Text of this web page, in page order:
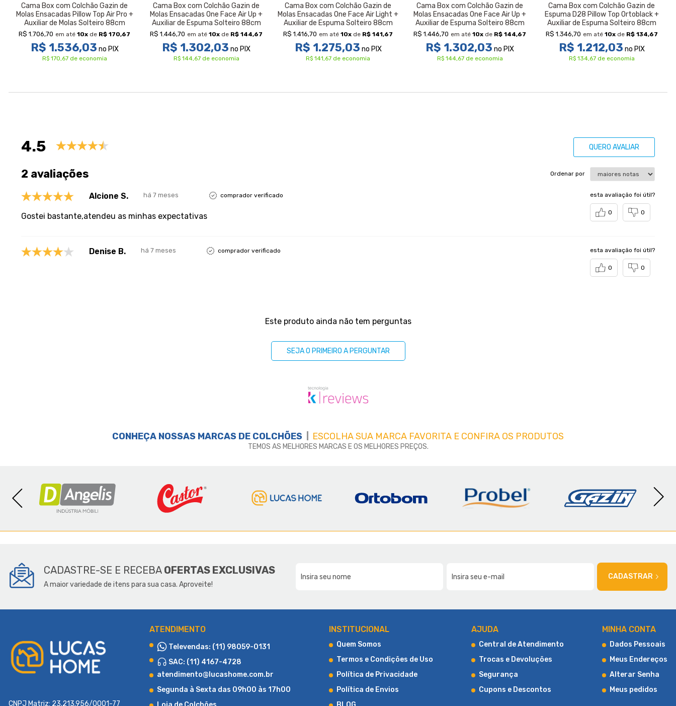
Cama Box com Colchão Gazin de
Molas Ensacadas Pillow Top Air Pro +
Auxiliar de Molas Solteiro 88cm
R$ 1.706,70 em até 10x de R$ 170,67
R$ 1.536,03 no PIX
R$ 170,67 de economia
Cama Box com Colchão Gazin de
Molas Ensacadas One Face Air Up +
Auxiliar de Espuma Solteiro 88cm
R$ 1.446,70 em até 10x de R$ 144,67
R$ 1.302,03 no PIX
R$ 144,67 de economia
Cama Box com Colchão Gazin de
Molas Ensacadas One Face Air Light +
Auxiliar de Espuma Solteiro 88cm
R$ 1.416,70 em até 10x de R$ 141,67
R$ 1.275,03 no PIX
R$ 141,67 de economia
Cama Box com Colchão Gazin de
Molas Ensacadas One Face Air Up +
Auxiliar de Espuma Solteiro 88cm
R$ 1.446,70 em até 10x de R$ 144,67
R$ 1.302,03 no PIX
R$ 144,67 de economia
Cama Box com Colchão Gazin de
Espuma D28 Pillow Top Ortoblack +
Auxiliar de Espuma Solteiro 88cm
R$ 1.346,70 em até 10xde R$ 134,67
R$ 1.212,03 no PIX
R$ 134,67 de economia
4.5 QUERO AVALIAR
2 avaliações Ordenar por
Alcione S. há 7 meses comprador verificado
Gostei bastante,atendeu as minhas expectativas
esta avaliação foi útil?
0 0
Denise B. há 7 meses comprador verificado esta avaliação foi útil?
0 0
Este produto ainda não tem perguntas
SEJA O PRIMEIRO A PERGUNTAR
CONHEÇA NOSSAS MARCAS DE COLCHÕES ESCOLHA SUA MARCA FAVORITA E CONFIRA OS PRODUTOS
TEMOS AS MELHORES MARCAS E OS MELHORES PREÇOS.
SOBRE A LUCAS HOME
CONHEÇA UM POUCO MAIS SOBRE A LUCAS HOME
CADASTRE-SE E RECEBA OFERTAS EXCLUSIVAS
A maior variedade de itens para sua casa. Aproveite!
CADASTRAR
CNPJ Matriz: 23.213.956/0001-77
ATENDIMENTO
Televendas: (11) 98059-0131
SAC: (11) 4167-4728
atendimento@lucashome.com.br
Segunda à Sexta das 09h00 às 17h00
INSTITUCIONAL
Quem Somos
Termos e Condições de Uso
Política de Privacidade
Política de Envios
AJUDA
Central de Atendimento
Trocas e Devoluções
Segurança
Cupons e Descontos
MINHA CONTA
Dados Pessoais
Meus Endereços
Alterar Senha
Meus pedidos